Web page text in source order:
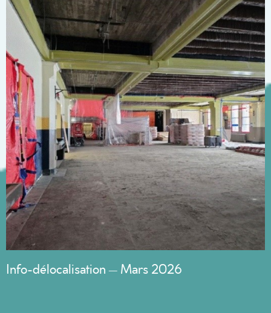
Info-délocalisation – Mars 2026